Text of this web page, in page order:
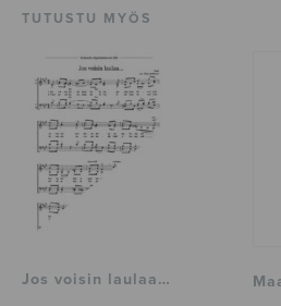
TUTUSTU MYÖS
Jos voisin laulaa…